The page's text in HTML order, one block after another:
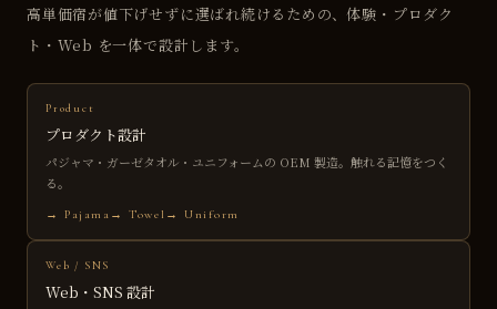
高単価宿が値下げせずに選ばれ続けるための、体験・プロダク
ト・Web を一体で設計します。
Product
プロダクト設計
パジャマ・ガーゼタオル・ユニフォームの OEM 製造。触れる記憶をつく
る。
→ Pajama → Towel → Uniform
Web / SNS
Web・SNS 設計